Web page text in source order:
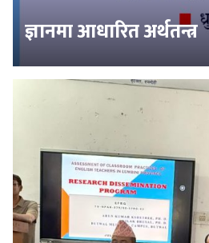
ज्ञानमा आधारित अर्थतन्त्र